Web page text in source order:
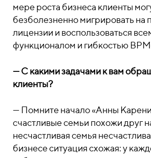
мере роста бизнеса клиенты
безболезненно мигрировать на
лицензии и воспользоваться
функционалом и гибкостью
—С какими задачами к вам
клиенты?
—Помните начало «Анны
счастливые семьи похожи друг
несчастливая семья
бизнесе ситуация схожая: у